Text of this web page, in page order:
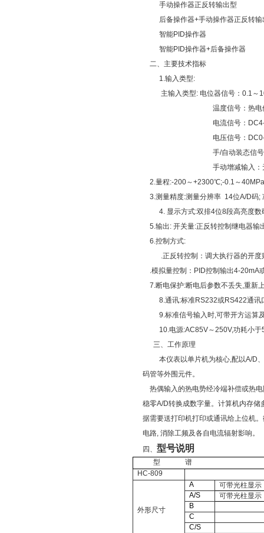
手动操作器正反转输出型
后备操作器+手动操作器正反转输
智能PID操作器
智能PID操作器+后备操作器
二、主要技术指标
1.输入类型:
主输入类型: 电位器信号：0.1～
温度信号：热
电流信号：
电压信号：
手/自动装态信
手动增减输入
2.量程:-200～+2300℃;-0.1～
3.测量精度:测量分辨率 14位A/D码;
4. 显示方式:双排4位8段高亮度
5.输出: 开关量:正反转控制继电器
6.控制方式:
.正反转控制：调大执行器的开
.模拟量控制：PID控制输出4-20mA
7.断电保护:断电后参数不丢失,重新
8.通讯:标准RS232或RS422通讯
9.标准信号输入时,可带开方运算
10.电源:AC85V～250V,功耗小于
三、工作原理
本仪表以单片机为核心,配以A/D
码管等外围元件。
热偶输入的热电势经冷端补偿或热
稳零A/D转换成数字量。计算机内存
据需要送打印机打印或通讯给上位机
电路, 消除工频及各自电流辐射影响。
四、 型号说明
型
谱
HC-809
外形尺寸
A
可带光柱显示
A/S
可带光柱显示
B
C
C/S